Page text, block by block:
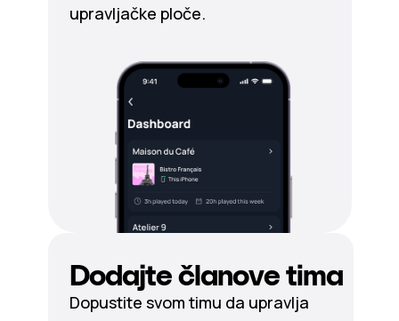
upravljačke ploče.
Dodajte članove tima
Dopustite svom timu da upravlja